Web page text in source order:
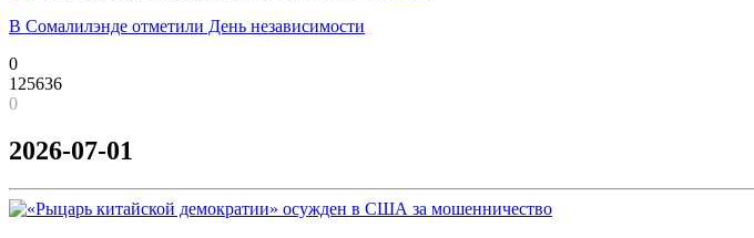
В Сомалилэнде отметили День независимости
0
125636
0
2026-07-01